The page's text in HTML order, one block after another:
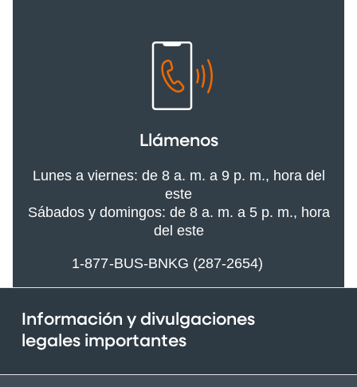
Llámenos
Lunes a viernes: de 8 a. m. a 9 p. m., hora del
este
Sábados y domingos: de 8 a. m. a 5 p. m., hora
del este
1-877-BUS-BNKG (287-2654)
Información y divulgaciones
legales importantes